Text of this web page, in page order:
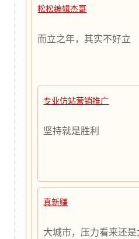
松松编辑杰哥
而立之年，其实不好立
专业仿站营销推广
坚持就是胜利
真新赚
大城市，压力看来还